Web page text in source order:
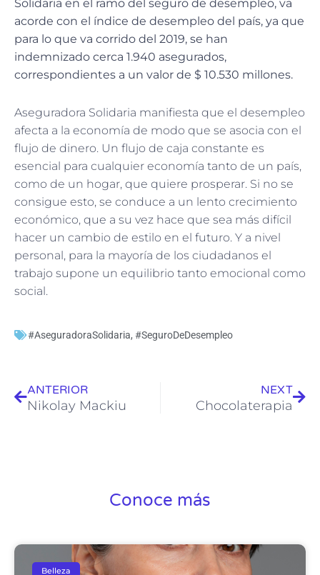
Solidaria en el ramo del seguro de desempleo, va
acorde con el índice de desempleo del país, ya que
para lo que va corrido del 2019, se han
indemnizado cerca 1.940 asegurados,
correspondientes a un valor de $ 10.530 millones.
Aseguradora Solidaria manifiesta que el desempleo
afecta a la economía de modo que se asocia con el
flujo de dinero. Un flujo de caja constante es
esencial para cualquier economía tanto de un país,
como de un hogar, que quiere prosperar. Si no se
consigue esto, se conduce a un lento crecimiento
económico, que a su vez hace que sea más difícil
hacer un cambio de estilo en el futuro. Y a nivel
personal, para la mayoría de los ciudadanos el
trabajo supone un equilibrio tanto emocional como
social.
#AseguradoraSolidaria, #SeguroDeDesempleo
ANTERIOR
Nikolay Mackiu
NEXT
Chocolaterapia
Conoce más
Belleza